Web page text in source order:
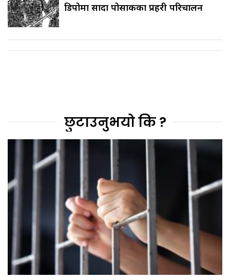
डिपोमा सादा पोसाकका प्रहरी परिचालन
छुटाउनुभयो कि ?